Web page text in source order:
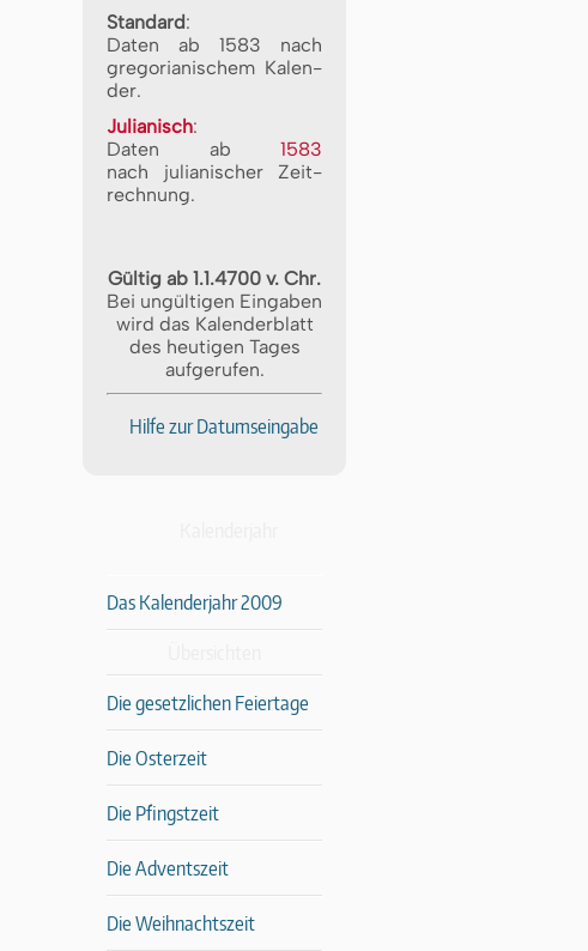
Standard:
Daten ab 1583 nach
gre­go­ri­a­ni­schem Ka­len­
der.
Julianisch:
Daten ab 1583
nach ju­li­a­ni­scher Zeit­
rech­nung.
Gültig ab 1.1.4700 v. Chr.
Bei ungültigen Eingaben
wird das Kalenderblatt
des heutigen Tages
aufgerufen.
Hilfe zur Datumseingabe
Das Kalenderjahr 2009
Die gesetzlichen Feiertage
Die Osterzeit
Die Pfingstzeit
Die Adventszeit
Die Weihnachtszeit